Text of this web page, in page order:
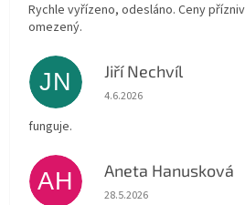
Rychle vyřízeno, odesláno. Ceny
omezený.
JN Jiří Nechvíl
Hodnocení obchodu je 5 z
4.6.2026
funguje.
AH Aneta Hanusková
Hodnocení obchodu je 5 z
28.5.2026